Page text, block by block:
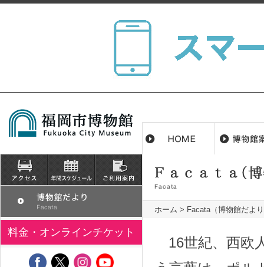
ホーム > Facata（博物館だよ
16世紀、西欧
料金・オンラインチケット